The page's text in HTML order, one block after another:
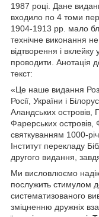
1987 році. Дане
входило по 4 томи
1904-1913 рр. мало
технічне виконання
відтворення і
проводити. Анотація
текст:
«Це наше видання
Росії, України і
Аландських островів,
Фарерських островів,
святкуванням 1000-
Інститут перекладу
другого видання,
Ми висловлюємо
послужить стимулом
систематизованого
зміцненню дружніх